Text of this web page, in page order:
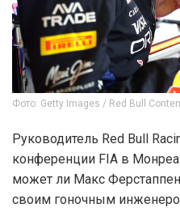
Фото: Getty Images / Red Bull
Руководитель Red Bull
конференции FIA в
может ли Макс
своим гоночным